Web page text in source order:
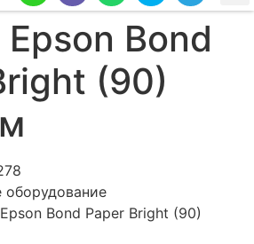
Bond
(90)
оборудование
Bond Paper Bright (90)